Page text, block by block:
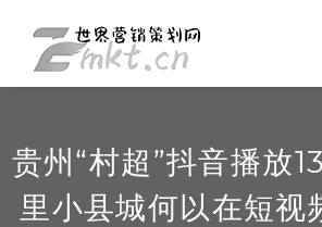
贵州“村超”抖音播放
里小县城何以在短视